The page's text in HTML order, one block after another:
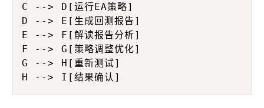
C --> D[运行EA策略]
D --> E[生成回测报告]
E --> F[解读报告分析]
F --> G[策略调整优化]
G --> H[重新测试]